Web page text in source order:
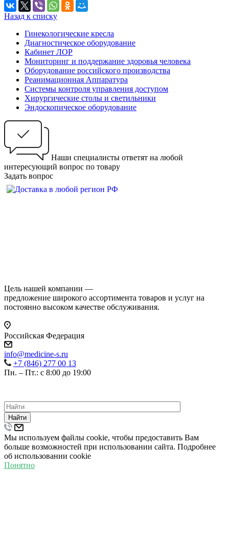
Назад к списку
Гинекологические кресла
Диагностическое оборудование
Кабинет ЛОР
Мониторинг и поддержание здоровья человека
Оборудование российского производства
Реанимационная Аппаратура
Системы контроля управления доступом
Хирургические столы и светильники
Эндоскопическое оборудование
Наши специалисты ответят на любой
интересующий вопрос по товару
Задать вопрос
Цель нашей компании —
предложение широкого ассортимента товаров и услуг на
постоянно высоком качестве обслуживания.
Российская Федерация
info@medicine-s.ru
+7 (846) 277 00 13
Пн. – Пт.: с 8:00 до 19:00
Найти
Мы используем файлы cookie, чтобы предоставить Вам
больше возможностей при использовании сайта. Подробнее
об использовании cookie
Понятно